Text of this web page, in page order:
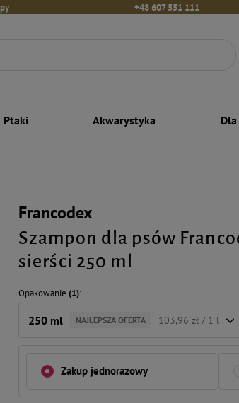
+48 607 551 111
Ptaki Akwarystyka
Francodex
Szampon dla psów
sierści 250 ml
Opakowanie (1)
250 ml NAJLEPSZA OFERTA 103,96 zł / 1 l
Zakup jednorazowy